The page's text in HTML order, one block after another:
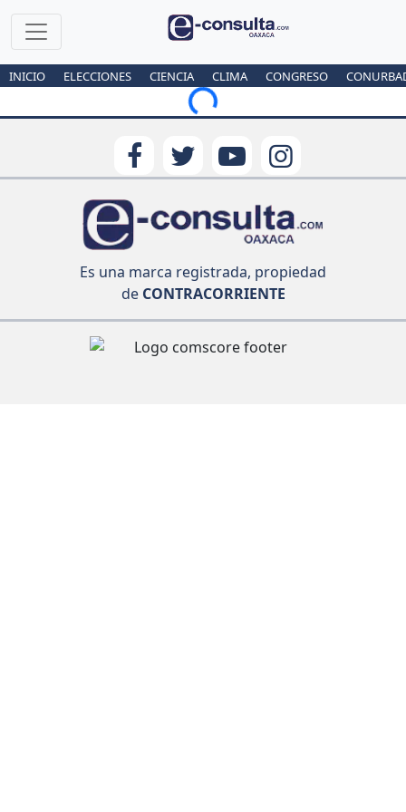
INICIO ELECCIONES CIENCIA CLIMA CONGRESO
Loading...
Es una marca registrada, propiedad
deCONTRACORRIENTE